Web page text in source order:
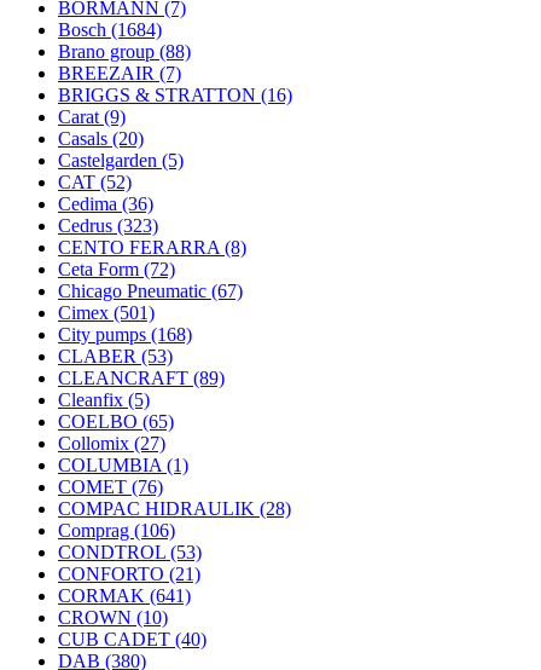
BORMANN (7)
Bosch (1684)
Brano group (88)
BREEZAIR (7)
BRIGGS & STRATTON (16)
Carat (9)
Casals (20)
Castelgarden (5)
CAT (52)
Cedima (36)
Cedrus (323)
CENTO FERARRA (8)
Ceta Form (72)
Chicago Pneumatic (67)
Cimex (501)
City pumps (168)
CLABER (53)
CLEANCRAFT (89)
Cleanfix (5)
COELBO (65)
Collomix (27)
COLUMBIA (1)
COMET (76)
COMPAC HIDRAULIK (28)
Comprag (106)
CONDTROL (53)
CONFORTO (21)
CORMAK (641)
CROWN (10)
CUB CADET (40)
DAB (380)